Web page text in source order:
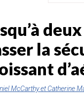
la
McCarthy et Catherine